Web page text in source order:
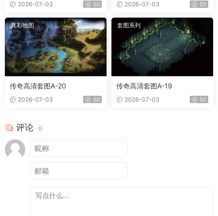
2026-07-03 50 2026-07-03 50
真彩地图
传奇高清套图A-20
2026-07-03 50
套图系列
传奇高清套图A-19
2026-07-03 50
评论 0